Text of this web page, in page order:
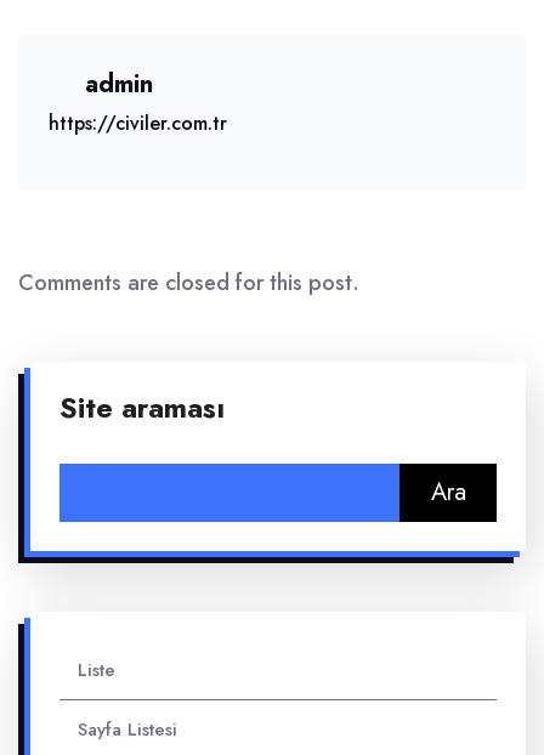
admin
https://civiler.com.tr
Comments are closed for this post.
Site araması
Liste
Sayfa Listesi